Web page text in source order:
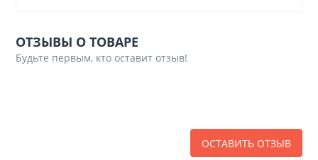
ОТЗЫВЫ О ТОВАРЕ
Будьте первым, кто оставит отзыв!
ОСТАВИТЬ ОТЗЫВ